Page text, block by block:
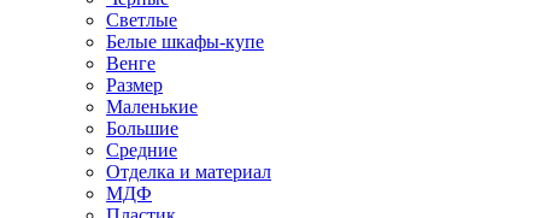
Светлые
Белые шкафы-купе
Венге
Размер
Маленькие
Большие
Средние
Отделка и материал
МДФ